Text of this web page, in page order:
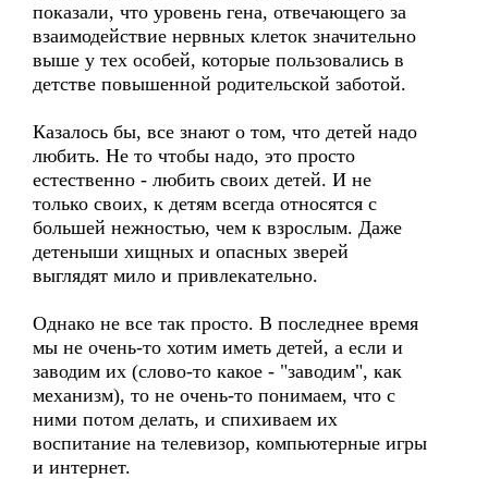
показали, что уровень гена, отвечающего за
взаимодействие нервных клеток значительно
выше у тех особей, которые пользовались в
детстве повышенной родительской заботой.
Казалось бы, все знают о том, что детей надо
любить. Не то чтобы надо, это просто
естественно - любить своих детей. И не
только своих, к детям всегда относятся с
большей нежностью, чем к взрослым. Даже
детеныши хищных и опасных зверей
выглядят мило и привлекательно.
Однако не все так просто. В последнее время
мы не очень-то хотим иметь детей, а если и
заводим их (слово-то какое - "заводим", как
механизм), то не очень-то понимаем, что с
ними потом делать, и спихиваем их
воспитание на телевизор, компьютерные игры
и интернет.